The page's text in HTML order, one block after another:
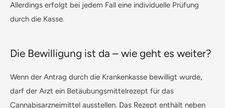
Allerdings erfolgt bei jedem Fall eine individuelle Prüfung
durch die Kasse.
Die Bewilligung ist da – wie geht es weiter?
Wenn der Antrag durch die Krankenkasse bewilligt wurde,
darf der Arzt ein Betäubungsmittelrezept für das
Cannabisarzneimittel ausstellen. Das Rezept enthält neben